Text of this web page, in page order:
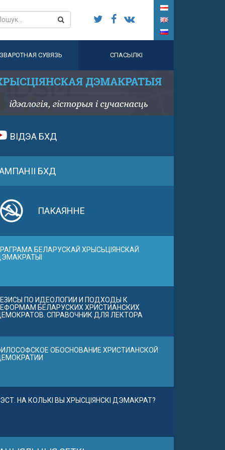
ЗВАРОТНАЯ СУВЯЗЬ СПАСЫЛКІ
ВІДЭА БХД
БХД
ПАКАЯННЕ
БЕЛАРУСКАЙ ХРЫСЬЦІЯНСКАЙ
ПО ИДЕОЛОГИИ И ПОДХОДЫ К
БЕЛАРУСКИХ ХРИСТИАНСКИХ
СПРАВОЧНИК ДЛЯ ЛЕКТОРА
ОБОСНОВАНИЕ ХРИСТИАНСКОЙ
НА КОЛЬКІ ВЫ ХРЫСЦІЯНСКІ ДЭМАКРАТ?